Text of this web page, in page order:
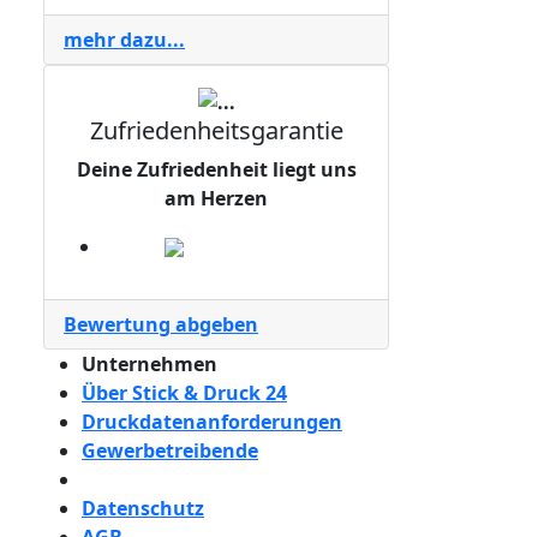
mehr dazu...
Zufriedenheitsgarantie
Deine Zufriedenheit liegt uns
am Herzen
Bewertung abgeben
Unternehmen
Über Stick & Druck 24
Druckdatenanforderungen
Gewerbetreibende
Datenschutz